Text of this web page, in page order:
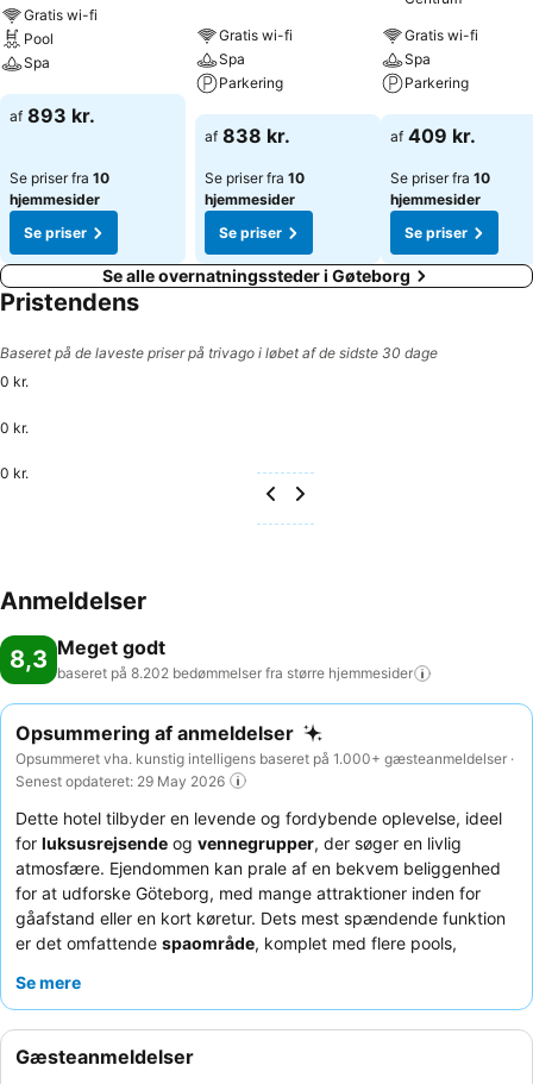
underholdningsprogram giver gæsterne mulighed for frit at
planlægge deres fritid. I de 2 indendørs svømmebassiner kan
gæsterne svømme i al slags vejr. På varme dage anbefales
gæsterne stærkt et spring i den kølige udendørs swimmingpool. Lidt
afveksling tilbydes i form af et fitnessstudie og et spa-bad.
Forplejning: Måltiderne kan indtages i en af de 3 restauranter. Hver
dag serveres der en næringsrig morgenmad.
Gratis wi-fi
Pool
Spa
Se priser
af 893 kr.
Se priser fra 10
hjemmesider
Se priser
Gratis wi-fi
Spa
Parkering
Se priser
af 838 kr.
Se priser fra 10
hjemmesider
Se priser
Gratis wi-fi
Spa
Parkering
Se priser
af 409 kr.
Se priser fra 10
hjemmesider
Se priser
Se alle overnatningssteder i Gøteborg
Pristendens
Baseret på de laveste priser på trivago i løbet af de sidste 30 dage
0 kr.
0 kr.
0 kr.
Anmeldelser
8,3 Meget godt
baseret på 8.202 bedømmelser fra større hjemmesider
Opsummering af anmeldelser
Opsummeret vha. kunstig intelligens baseret på 1.000+ gæsteanmeldelser ·
Senest opdateret: 29 May 2026
Dette hotel tilbyder en levende og fordybende oplevelse, ideel
for luksusrejsende og vennegrupper, der søger en livlig
atmosfære. Ejendommen kan prale af en bekvem beliggenhed
for at udforske Göteborg, med mange attraktioner inden for
gåafstand eller en kort køretur. Dets mest spændende funktion
er det omfattende spaområde, komplet med flere pools,
fremragende morgenmadsbuffet
Se mere
Gæsteanmeldelser